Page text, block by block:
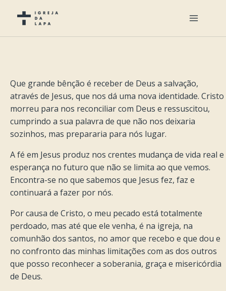
Que grande bênção é receber de Deus a salvação,
através de Jesus, que nos dá uma nova identidade. Cristo
morreu para nos reconciliar com Deus e ressuscitou,
cumprindo a sua palavra de que não nos deixaria
sozinhos, mas prepararia para nós lugar.
A fé em Jesus produz nos crentes mudança de vida real e
esperança no futuro que não se limita ao que vemos.
Encontra-se no que sabemos que Jesus fez, faz e
continuará a fazer por nós.
Por causa de Cristo, o meu pecado está totalmente
perdoado, mas até que ele venha, é na igreja, na
comunhão dos santos, no amor que recebo e que dou e
no confronto das minhas limitações com as dos outros
que posso reconhecer a soberania, graça e misericórdia
de Deus.